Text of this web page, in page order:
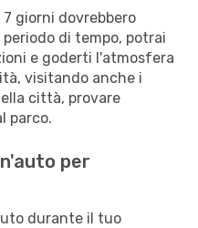
giorni dovrebbero
di tempo, potrai
e goderti l'atmosfera
visitando anche i
città, provare
parco.
per
durante il tuo